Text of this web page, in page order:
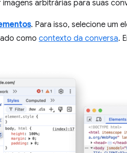
imagens arbitrárias para suas
. Para isso, selecione um
como contexto da conversa.